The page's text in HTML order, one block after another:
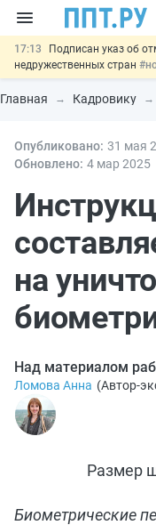
17:13
Подписан указ об
недружественных стран
16:30 Возврат денег за
сделках: инициатива
15:15 Правительство
Евро-2, Евро-3 и Евро-4
банковской гарантией
Главная Кадровику
Опубликовано: 31 мая
Обновлено: 4 мар 2025
на
Над материалом
Ломова Анна (Автор-
Размер
Биометрические